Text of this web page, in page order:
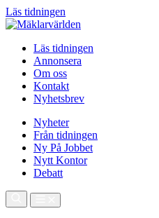
Läs tidningen
Läs tidningen
Annonsera
Om oss
Kontakt
Nyhetsbrev
Nyheter
Från tidningen
Ny På Jobbet
Nytt Kontor
Debatt